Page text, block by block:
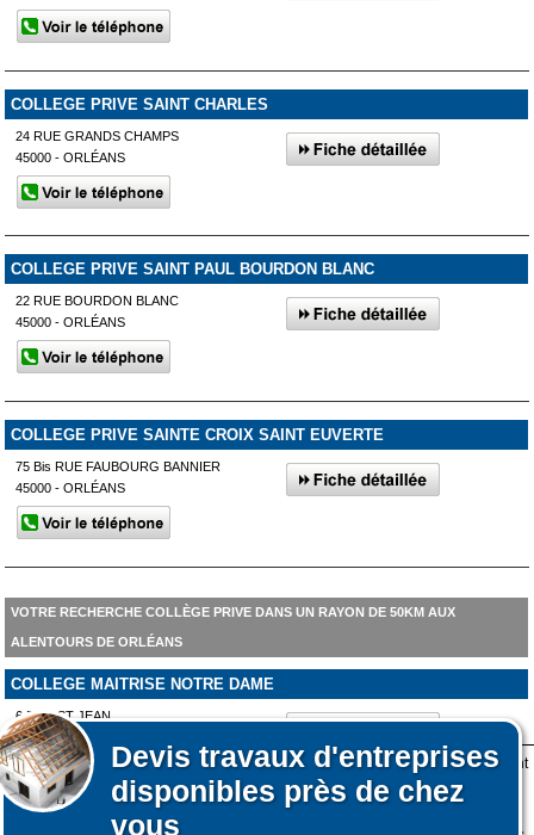
Devis travaux d'entreprises
disponibles près de chez
vous
COLLEGE PRIVE SAINT CHARLES
24 RUE GRANDS CHAMPS
45000 - ORLÉANS
COLLEGE PRIVE SAINT PAUL BOURDON BLANC
22 RUE BOURDON BLANC
45000 - ORLÉANS
COLLEGE PRIVE SAINTE CROIX SAINT EUVERTE
75 Bis RUE FAUBOURG BANNIER
45000 - ORLÉANS
VOTRE RECHERCHE COLLÈGE PRIVE DANS UN RAYON DE 50KM AUX
ALENTOURS DE ORLÉANS
COLLEGE MAITRISE NOTRE DAME
6 RUE ST JEAN
45130 - MEUNG-SUR-LOIRE
Lors de votre visite sur notre site des fichiers informatiques nommés cookies sont
déposés sur votre terminal. Ces cookies sont utilisés pour la navigation, le
fonctionnement du site et les mesures d'audience pour l'éditeur.